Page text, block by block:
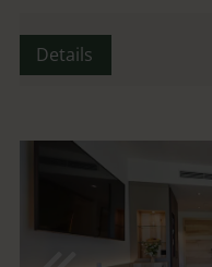
Maximalbelegung:
Details